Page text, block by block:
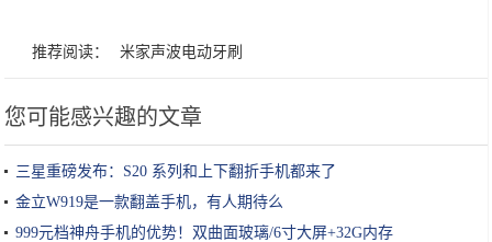
推荐阅读： 米家声波电动牙刷
您可能感兴趣的文章
三星重磅发布：S20 系列和上下翻折手机都来了
金立W919是一款翻盖手机，有人期待么
999元档神舟手机的优势！双曲面玻璃/6寸大屏+32G内存